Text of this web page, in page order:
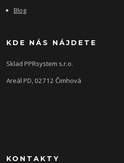
Blog
KDE NÁS NÁJDETE
Sklad PPRsystem s.r.o.
Areál PD, 02712 Čimhová
KONTAKTY